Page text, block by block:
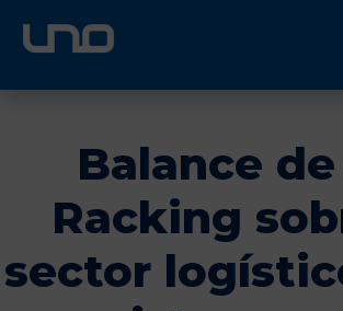
ÚNETE A UNO LOGÍSTICA
Balance de
Racking
sector